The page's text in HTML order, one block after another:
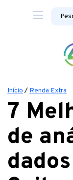
Início / Renda Extra
7
de